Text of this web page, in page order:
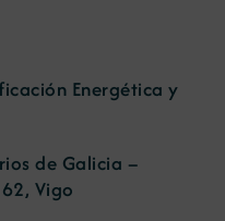
Energética y
de Galicia –
Vigo